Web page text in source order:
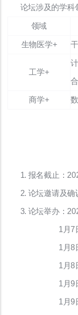
论坛涉及的学科
领域
生物医学+
工学+
商学+
1. 报名截止：
2. 论坛邀请及确
3. 论坛举办：
1月7日全
1月8日上午：
1月8日下午
1月9日上午
1月9日下午